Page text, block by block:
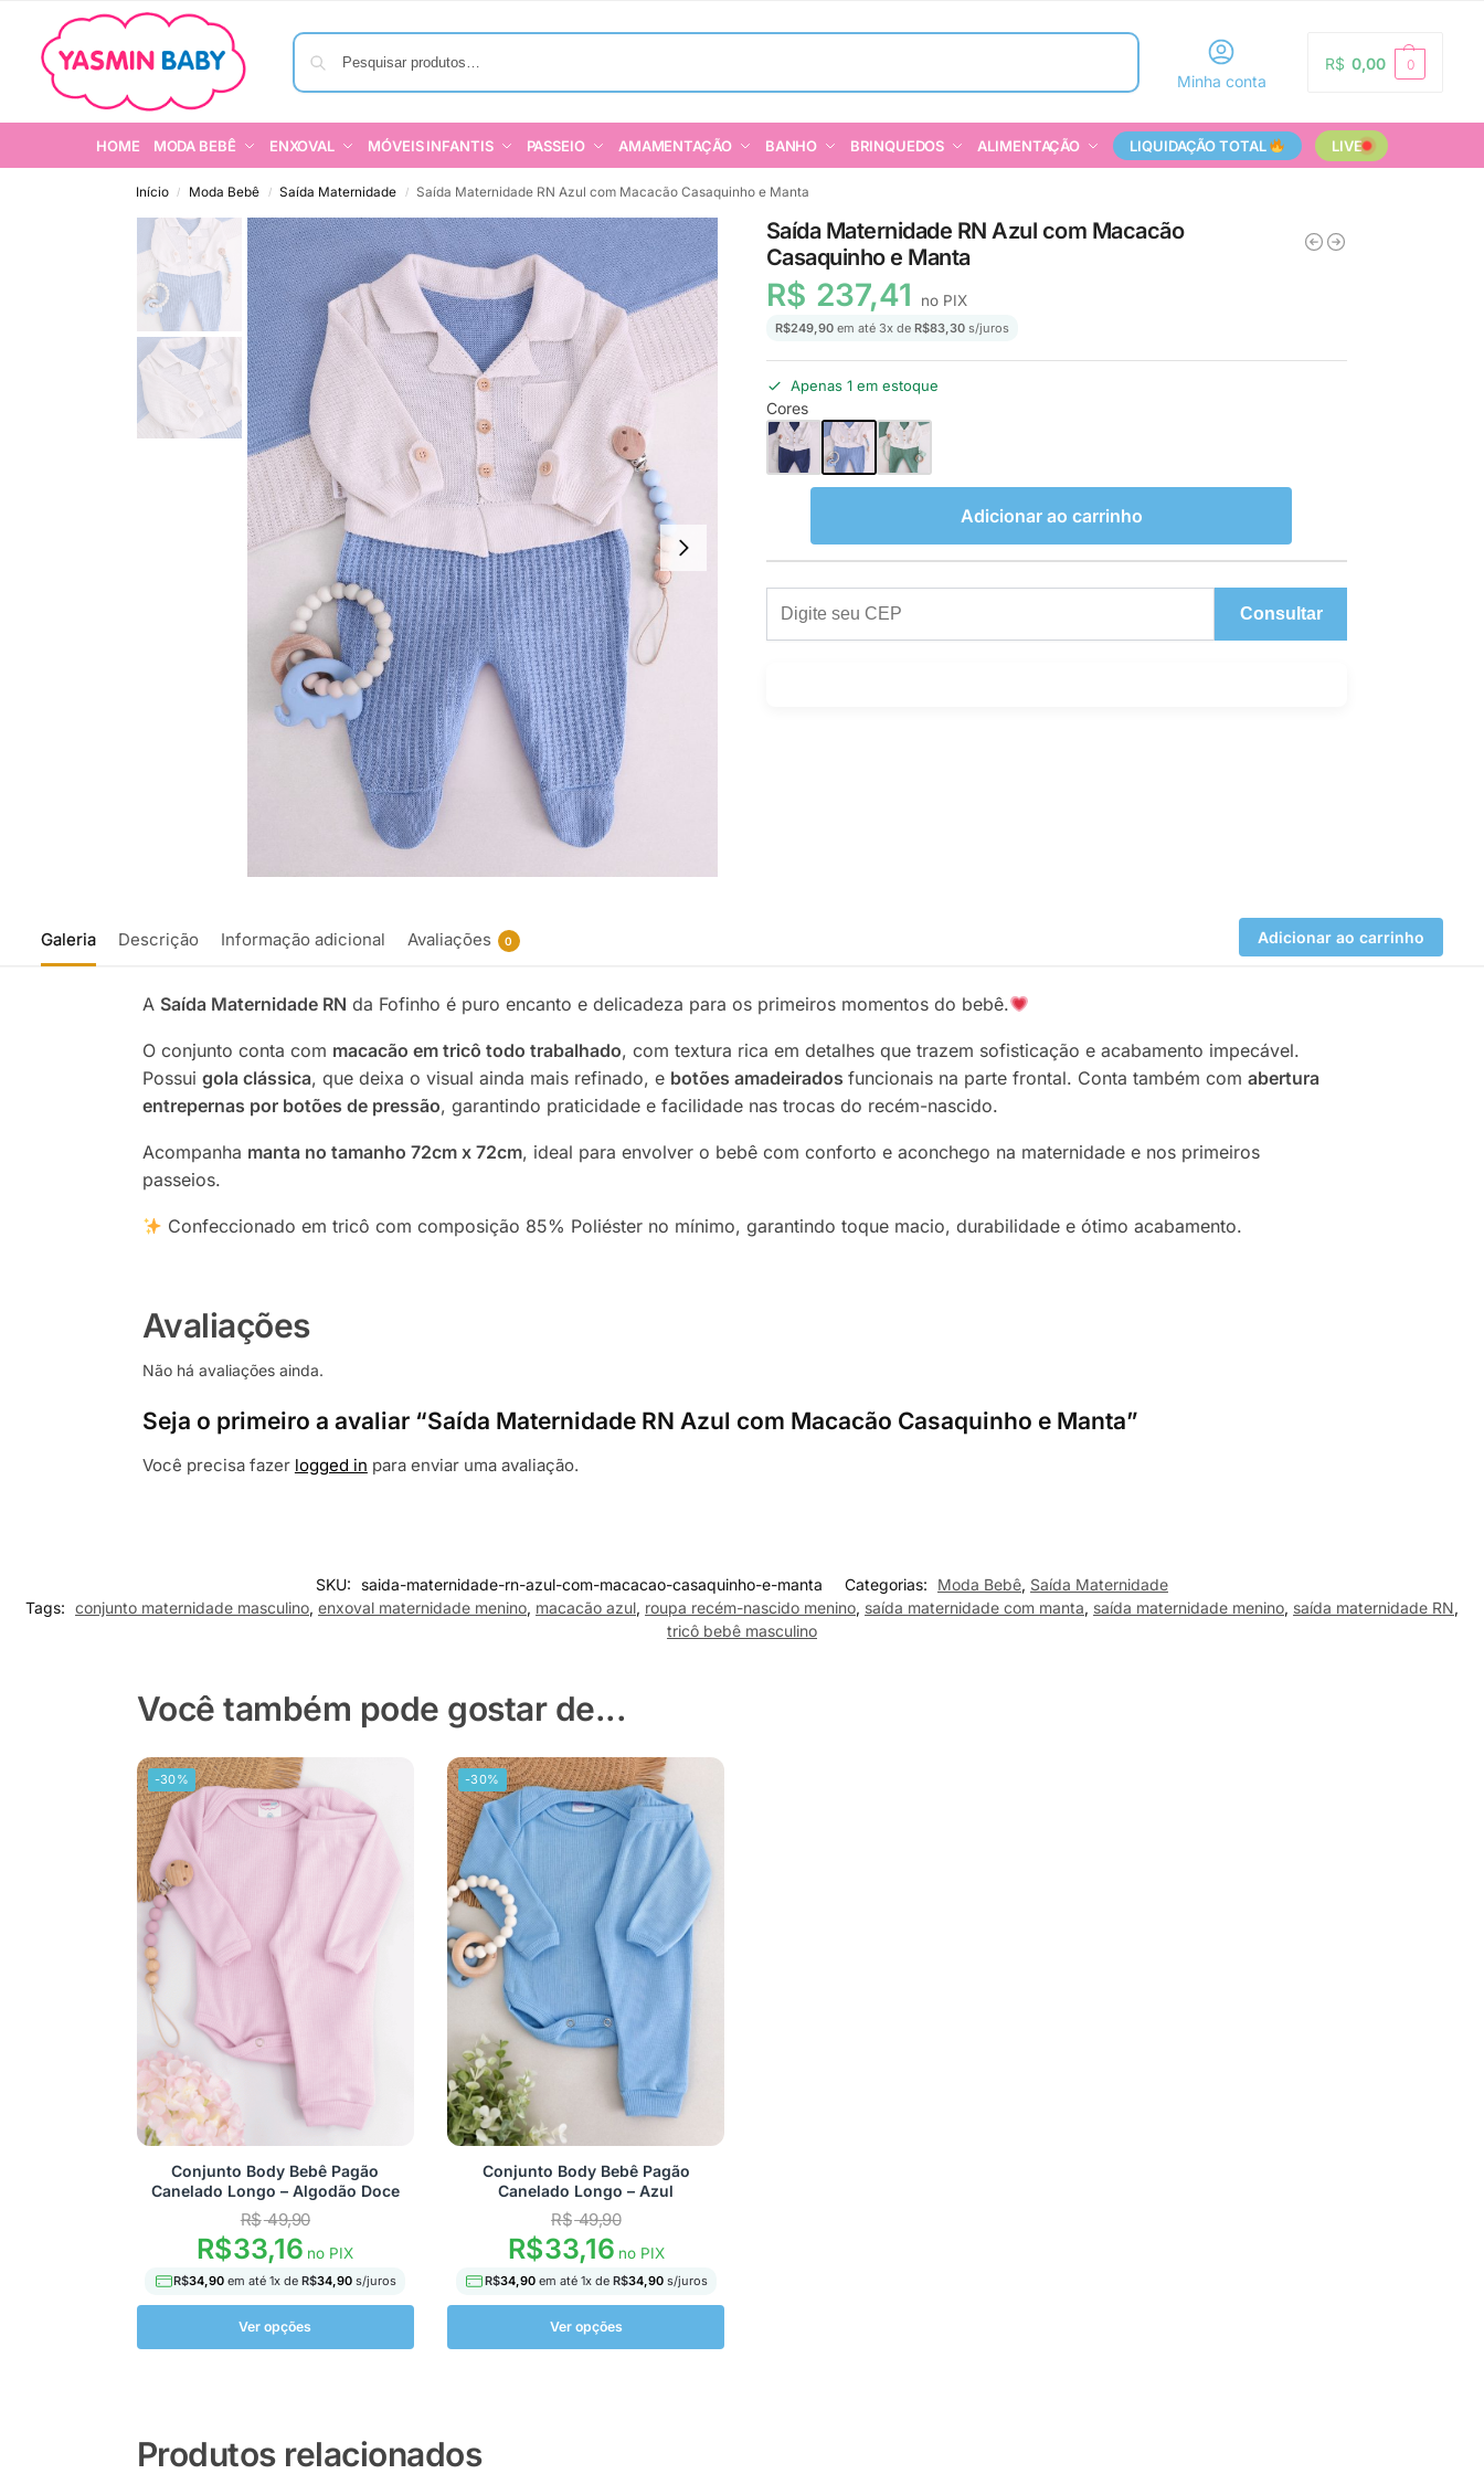
Pesquisar
Minha conta
R$ 0,00 0
HOME MODA BEBÊ ENXOVAL MÓVEIS INFANTIS PASSEIO AMAMENTAÇÃO BANHO BRINQUEDOS ALIMENTAÇÃO LIQUIDAÇÃO TOTAL LIVE
Início / Moda Bebê / Saída Maternidade / Saída Maternidade RN Azul com Macacão Casaquinho e Manta
Saída Maternidade RN Azul com Macacão
Casaquinho e Manta
R$ 237,41 no PIX
R$249,90em até 3x de R$83,30s/juros
Apenas 1 em estoque
Cores
Adicionar ao carrinho
Consultar
Galeria Descrição Informação adicional Avaliações 0 Adicionar ao carrinho
A Saída Maternidade RN da Fofinho é puro encanto e delicadeza para os primeiros momentos do bebê.
O conjunto conta com macacão em tricô todo trabalhado, com textura rica em detalhes que trazem sofisticação e acabamento impecável.
Possui gola clássica, que deixa o visual ainda mais refinado, e botões amadeirados funcionais na parte frontal. Conta também com abertura
entrepernas por botões de pressão, garantindo praticidade e facilidade nas trocas do recém-nascido.
Acompanha manta no tamanho 72cm x 72cm, ideal para envolver o bebê com conforto e aconchego na maternidade e nos primeiros
passeios.
Confeccionado em tricô com composição 85% Poliéster no mínimo, garantindo toque macio, durabilidade e ótimo acabamento.
Avaliações
Não há avaliações ainda.
Seja o primeiro a avaliar “Saída Maternidade RN Azul com Macacão Casaquinho e Manta”
Você precisa fazer logged in para enviar uma avaliação.
SKU: saida-maternidade-rn-azul-com-macacao-casaquinho-e-manta Categorias: Moda Bebê, Saída Maternidade
Tags: conjunto maternidade masculino, enxoval maternidade menino, macacão azul, roupa recém-nascido menino, saída maternidade com manta, saída maternidade menino, saída maternidade RN,
tricô bebê masculino
Você também pode gostar de...
-30%
Conjunto Body Bebê Pagão
Canelado Longo – Algodão Doce
R$49,90
R$33,16 no PIX
R$34,90 em até1x deR$34,90 s/juros
Ver opções
-30%
Conjunto Body Bebê Pagão
Canelado Longo – Azul
R$49,90
R$33,16no PIX
R$34,90 em até 1x de R$34,90s/juros
Ver opções
Produtos relacionados